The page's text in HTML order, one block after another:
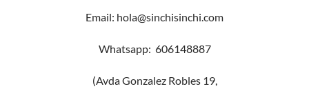
Email: hola@sinchisinchi.com
Whatsapp: 606148887
(Avda Gonzalez Robles 19,